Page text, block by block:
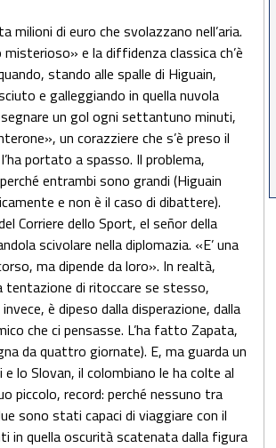
milioni di euro che svolazzano nell’aria.
e la diffidenza classica ch’è
stando alle spalle di Higuain,
e galleggiando in quella nuvola
un gol ogni settantuno minuti,
un corazziere che s’è preso il
portato a spasso. Il problema,
entrambi sono grandi (Higuain
e non è il caso di dibattere).
Corriere dello Sport, el señor della
scivolare nella diplomazia. «E’ una
ma dipende da loro». In realtà,
di ritoccare se stesso,
è dipeso dalla disperazione, dalla
che ci pensasse. L’ha fatto Zapata,
da quattro giornate). E, ma guarda un
e lo Slovan, il colombiano le ha colte al
piccolo, record: perché nessuno tra
sono stati capaci di viaggiare con il
in quella oscurità scatenata dalla figura